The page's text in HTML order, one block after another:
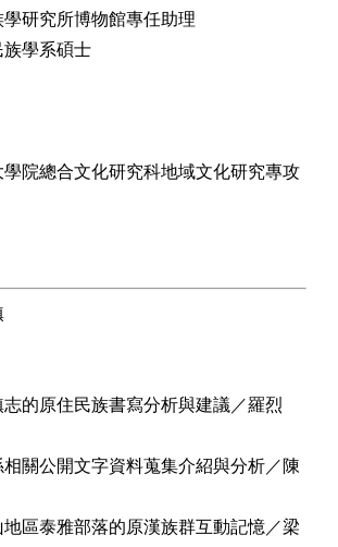
研究所博物館專任助理
族學系碩士
學院總合文化研究科地域文化研究專攻
的原住民族書寫分析與建議／羅烈
關公開文字資料蒐集介紹與分析／陳
區泰雅部落的原漢族群互動記憶／梁